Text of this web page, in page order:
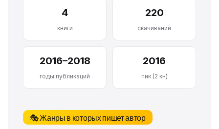
4
книги
220
скачиваний
2016–2018
годы публикаций
2016
пик (2 кн)
🎭 Жанры в которых пишет автор